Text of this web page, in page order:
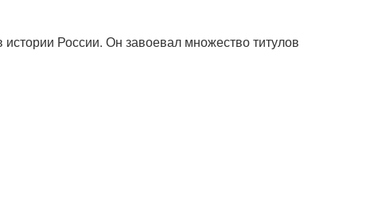
России. Он завоевал множество титулов